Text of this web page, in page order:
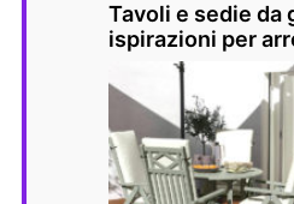
Tavoli e sedie da
ispirazioni per